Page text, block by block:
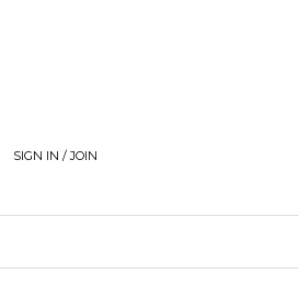
SIGN IN / JOIN